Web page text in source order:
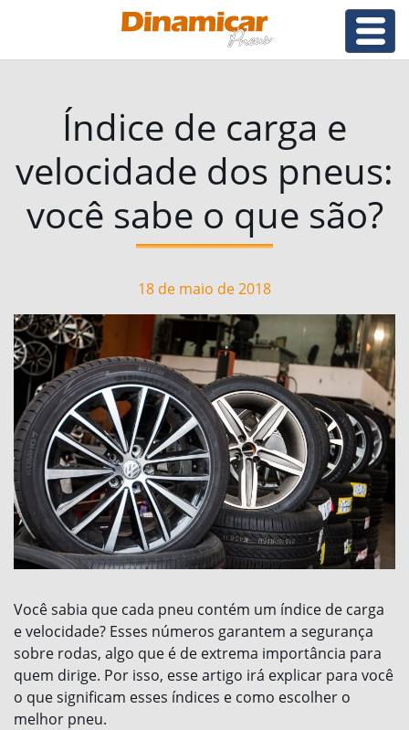
Índice de carga e
velocidade dos pneus:
você sabe o que são?
18 de maio de 2018
Você sabia que cada pneu contém um índice de carga
e velocidade? Esses números garantem a segurança
sobre rodas, algo que é de extrema importância para
quem dirige. Por isso, esse artigo irá explicar para você
o que significam esses índices e como escolher o
melhor pneu.